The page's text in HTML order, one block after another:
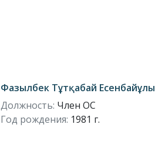
Фазылбек Тұтқабай Есенбайұлы
Должность: Член ОС
Год рождения: 1981 г.